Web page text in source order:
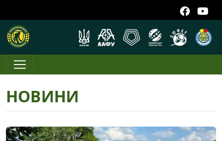
НОВИНИ